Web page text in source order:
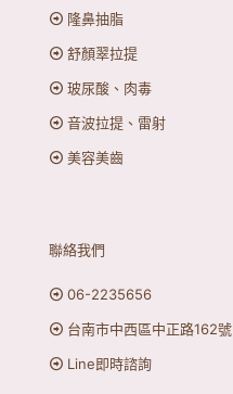
隆鼻抽脂
舒顏翠拉提
玻尿酸、肉毒
音波拉提、雷射
美容美齒
聯絡我們
06-2235656
台南市中西區中正路162號
Line即時諮詢